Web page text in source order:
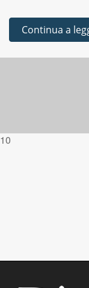
Continua a
Posts
10